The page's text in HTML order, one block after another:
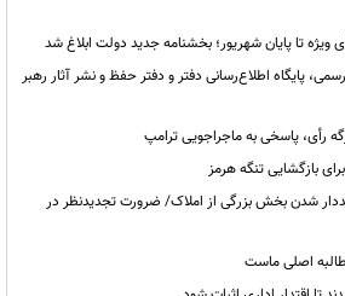
تا پایان شهریور؛ بخشنامه جدید دولت ابلاغ شد
پایگاه اطلاع‌رسانی دفتر و دفتر حفظ و نشر آثار رهبر
رأی، پاسخی به ماجراجویی ترامپ
بازگشایی تنگه هرمز
شدن بخش بزرگی از املاک/ ضرورت تجدیدنظر در
اصلی ماست